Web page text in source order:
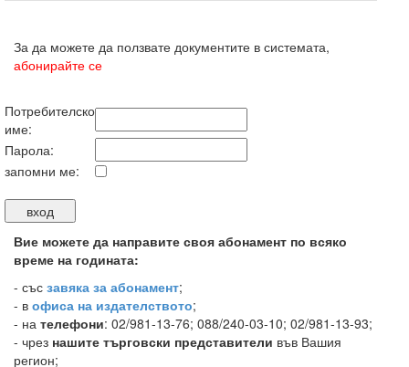
За да можете да ползвате документите в системата,
абонирайте се
Потребителско
име:
Парола:
запомни ме:
Вие можете да направите своя абонамент по всяко
време на годината:
- със завяка за абонамент;
- в офиса на издателството;
- на телефони: 02/981-13-76; 088/240-03-10; 02/981-13-93;
- чрез нашите търговски представители във Вашия
регион;